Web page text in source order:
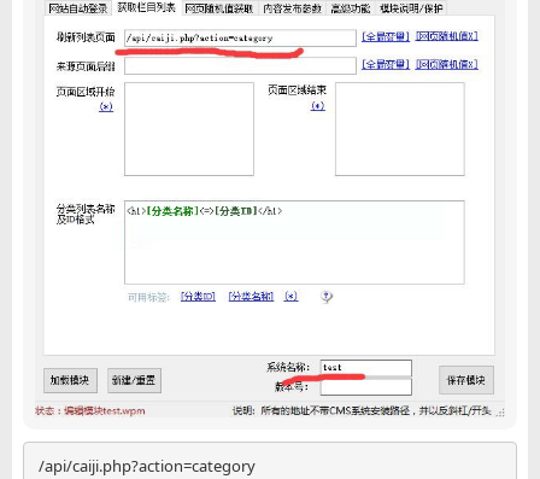
/api/caiji.php?action=category